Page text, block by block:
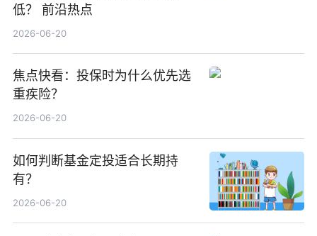
低？ 前沿热点
2026-06-20
焦点快看：投保时为什么优先选
重疾险？
2026-06-20
如何判断基金定投适合长期持
有？
2026-06-20